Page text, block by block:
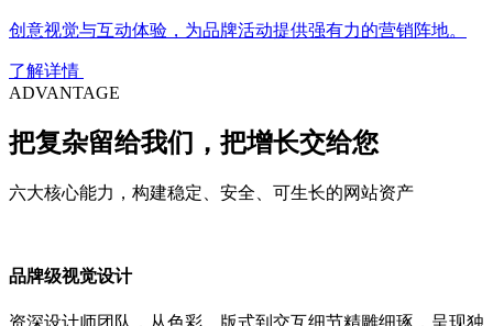
创意视觉与互动体验，为品牌活动提供强有力的营销阵地。
了解详情
ADVANTAGE
把复杂留给我们，把增长交给您
六大核心能力，构建稳定、安全、可生长的网站资产
品牌级视觉设计